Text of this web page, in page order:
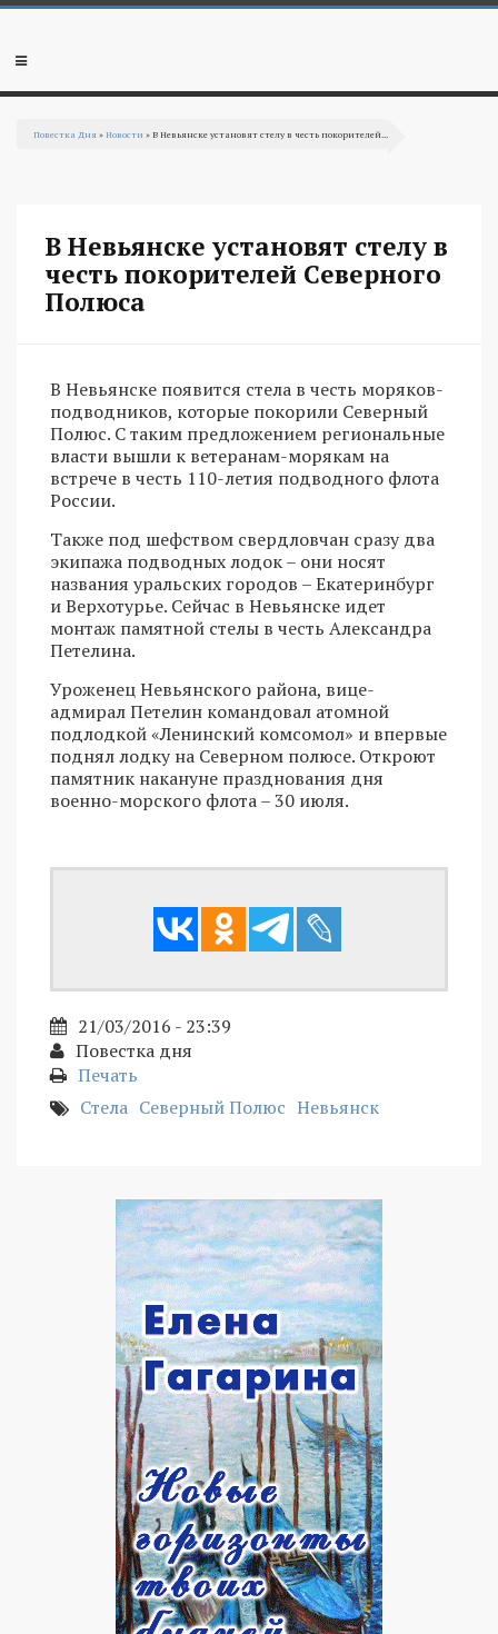
Перейти к основному содержанию
Мобильное
Повестка Дня »Новости » В Невьянске установят стелу в честь покорителей...
В Невьянске установят стелу в
честь покорителей Северного
Полюса
В Невьянске появится стела в честь моряков-
подводников, которые покорили Северный
Полюс. С таким предложением региональные
власти вышли к ветеранам-морякам на
встрече в честь 110-летия подводного флота
России.
Также под шефством свердловчан сразу два
экипажа подводных лодок – они носят
названия уральских городов – Екатеринбург
и Верхотурье. Сейчас в Невьянске идет
монтаж памятной стелы в честь Александра
Петелина.
Уроженец Невьянского района, вице-
адмирал Петелин командовал атомной
подлодкой «Ленинский комсомол» и впервые
поднял лодку на Северном полюсе. Откроют
памятник накануне празднования дня
военно-морского флота – 30 июля.
21/03/2016 - 23:39
Повестка дня
Печать
Стела Северный Полюс Невьянск